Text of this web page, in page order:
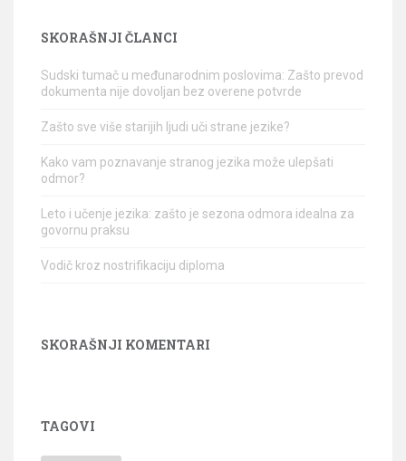
SKORAŠNJI ČLANCI
Sudski tumač u međunarodnim poslovima: Zašto prevod
dokumenta nije dovoljan bez overene potvrde
Zašto sve više starijih ljudi uči strane jezike?
Kako vam poznavanje stranog jezika može ulepšati
odmor?
Leto i učenje jezika: zašto je sezona odmora idealna za
govornu praksu
Vodič kroz nostrifikaciju diploma
SKORAŠNJI KOMENTARI
TAGOVI